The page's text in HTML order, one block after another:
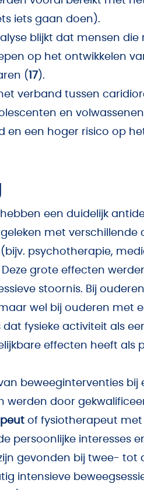
iets gaan doen).
blijkt dat mensen
op het ontwikkelen
(
17).
verband tussen
en
en een hoger risico op
een duidelijk
met
psychotherapie,
Deze grote effecten
stoornis. Bij
wel bij ouderen met
dat fysieke activiteit als
effecten heeft als
beweeginterventies bij
werden door
of fysiotherapeut
persoonlijke interesses
gevonden bij twee-
intensieve